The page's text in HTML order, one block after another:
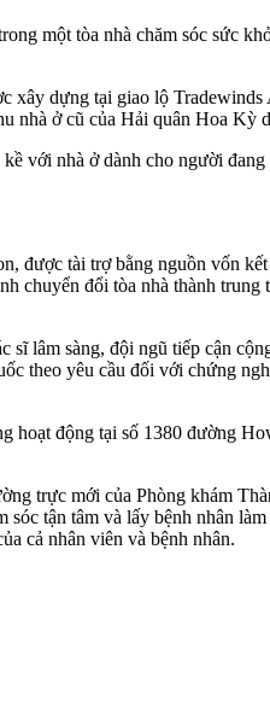
một tòa nhà chăm sóc sức
xây dựng tại giao lộ
nhà ở cũ của Hải quân Hoa Kỳ
với nhà ở dành cho người
được tài trợ bằng nguồn vốn
chuyển đổi tòa nhà thành trung
lâm sàng, đội ngũ tiếp cận
theo yêu cầu đối với chứng
hoạt động tại số 1380 đường
trực mới của Phòng khám
tận tâm và lấy bệnh nhân
cả nhân viên và bệnh nhân.